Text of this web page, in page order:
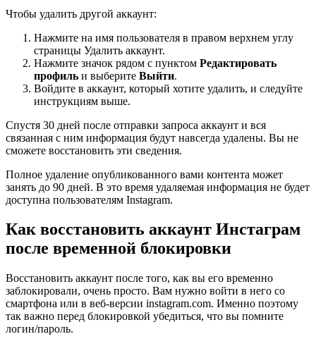
Чтобы удалить другой аккаунт:
Нажмите на имя пользователя в правом верхнем углу
страницы Удалить аккаунт.
Нажмите значок рядом с пунктом Редактировать
профиль и выберите Выйти.
Войдите в аккаунт, который хотите удалить, и следуйте
инструкциям выше.
Спустя 30 дней после отправки запроса аккаунт и вся
связанная с ним информация будут навсегда удалены. Вы не
сможете восстановить эти сведения.
Полное удаление опубликованного вами контента может
занять до 90 дней. В это время удаляемая информация не будет
доступна пользователям Instagram.
Как восстановить аккаунт Инстаграм
после временной блокировки
Восстановить аккаунт после того, как вы его временно
заблокировали, очень просто. Вам нужно войти в него со
смартфона или в веб-версии instagram.com. Именно поэтому
так важно перед блокировкой убедиться, что вы помните
логин/пароль.